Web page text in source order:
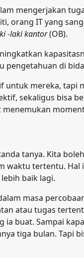
mengerjakan
orang IT yang
-laki kantor(OB).
di
mereka, tapi
sekaligus bisa
tanya. Kita
waktu tertentu.
baik lagi.
masa
atau tugas
buat. Sampai
tiga bulan. Tapi